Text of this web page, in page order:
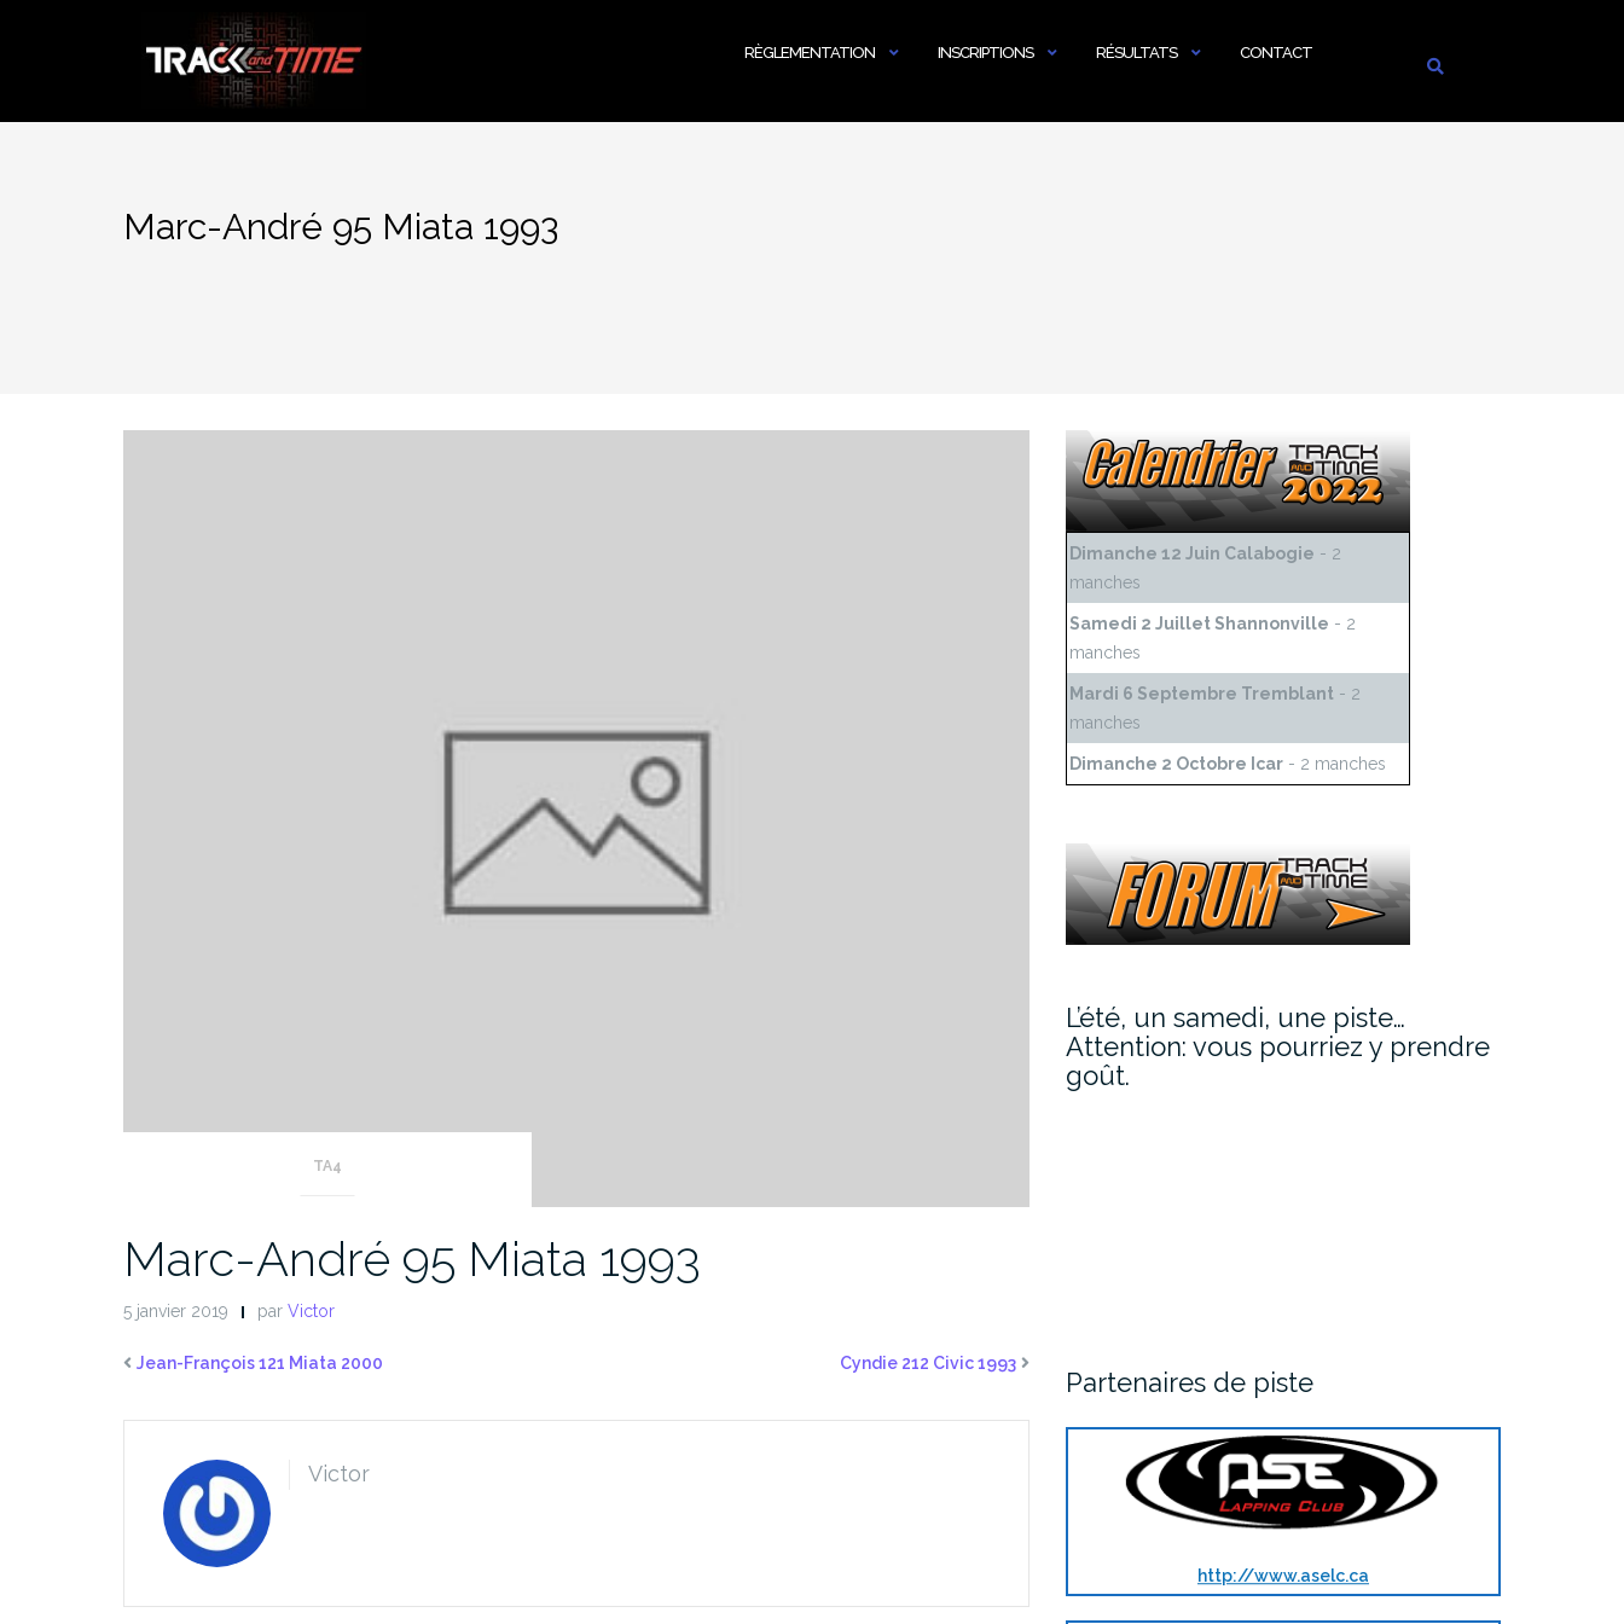
RÈGLEMENTATION INSCRIPTIONS RÉSULTATS CONTACT
Marc-André 95 Miata 1993
TA4
Marc-André 95 Miata 1993
5 janvier 2019 par Victor
Jean-François 121 Miata 2000 Cyndie 212 Civic 1993
Victor
Dimanche 12 Juin Calabogie - 2
manches
Samedi 2 Juillet Shannonville - 2
manches
Mardi 6 Septembre Tremblant - 2
manches
Dimanche 2 Octobre Icar - 2 manches
L’été, un samedi, une piste…
Attention: vous pourriez y prendre
goût.
Partenaires de piste
http://www.aselc.ca